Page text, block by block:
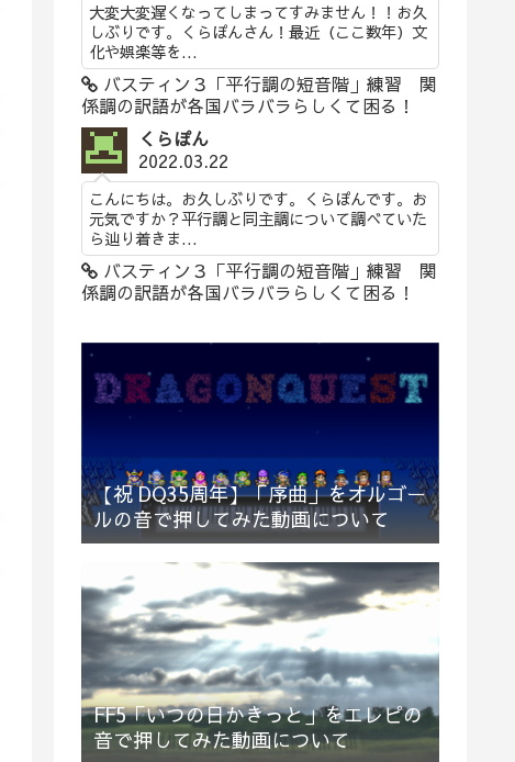
大変大変遅くなってしまってすみません！！お久
しぶりです。くらぽんさん！最近（ここ数年）文
化や娯楽等を...
バスティン３「平行調の短音階」練習 関
係調の訳語が各国バラバラらしくて困る！
くらぽん
2022.03.22
こんにちは。お久しぶりです。くらぽんです。お
元気ですか？平行調と同主調について調べていた
ら辿り着きま...
バスティン３「平行調の短音階」練習 関
係調の訳語が各国バラバラらしくて困る！
【祝 DQ35周年】「序曲」をオルゴー
ルの音で押してみた動画について
FF5「いつの日かきっと」をエレピの
音で押してみた動画について